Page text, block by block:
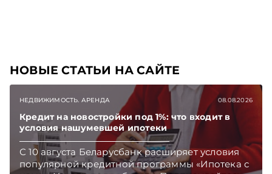
НОВЫЕ СТАТЬИ НА САЙТЕ
НЕДВИЖИМОСТЬ. АРЕНДА 08.08.2026
Кредит на новостройки под 1%: что входит в
условия нашумевшей ипотеки
С 10 августа Беларусбанк расширяет условия
популярной кредитной программы «Ипотека с